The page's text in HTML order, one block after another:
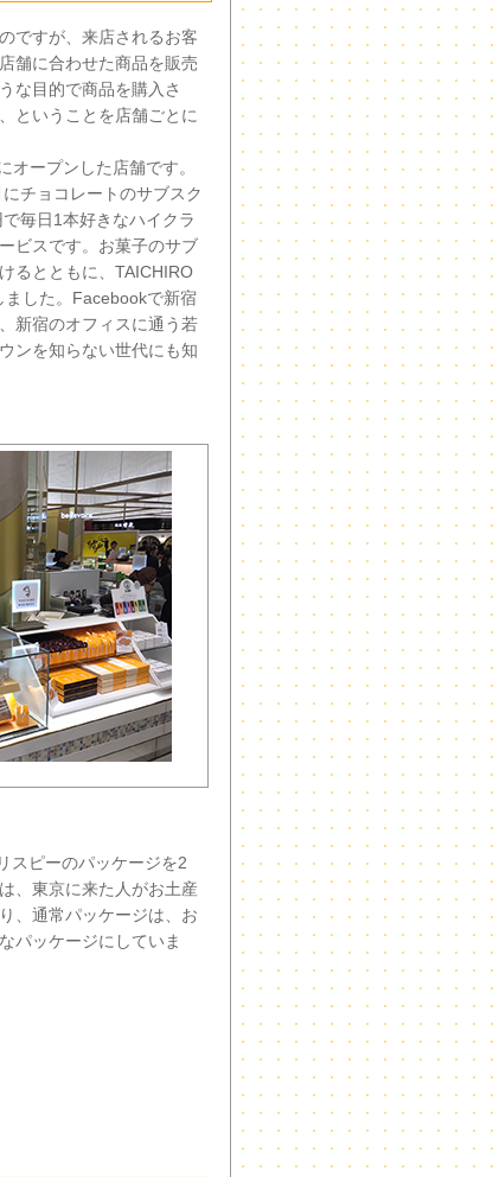
ですが、来店されるお客
舗に合わせた商品を販売
な目的で商品を購入さ
ということを店舗ごとに
オープンした店舗です。
チョコレートのサブスク
毎日1本好きなハイクラ
ビスです。お菓子のサブ
るとともに、TAICHIRO
ました。Facebookで新宿
新宿のオフィスに通う若
ンを知らない世代にも知
スピーのパッケージを2
、東京に来た人がお土産
、通常パッケージは、お
パッケージにしていま